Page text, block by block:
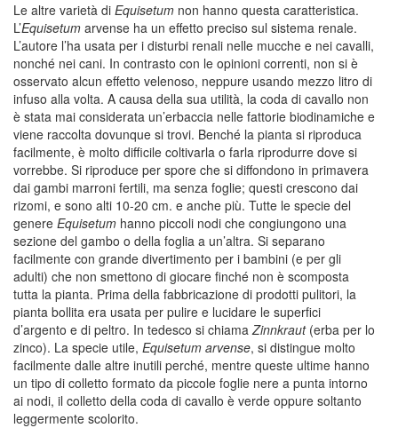
Le altre varietà di Equisetum non hanno questa caratteristica.
L’Equisetum arvense ha un effetto preciso sul sistema renale.
L’autore l’ha usata per i disturbi renali nelle mucche e nei cavalli,
nonché nei cani. In contrasto con le opinioni correnti, non si è
osservato alcun effetto velenoso, neppure usando mezzo litro di
infuso alla volta. A causa della sua utilità, la coda di cavallo non
è stata mai considerata un’erbaccia nelle fattorie biodinamiche e
viene raccolta dovunque si trovi. Benché la pianta si riproduca
facilmente, è molto difficile coltivarla o farla riprodurre dove si
vorrebbe. Si riproduce per spore che si diffondono in primavera
dai gambi marroni fertili, ma senza foglie; questi crescono dai
rizomi, e sono alti 10-20 cm. e anche più. Tutte le specie del
genere Equisetum hanno piccoli nodi che congiungono una
sezione del gambo o della foglia a un’altra. Si separano
facilmente con grande divertimento per i bambini (e per gli
adulti) che non smettono di giocare finché non è scomposta
tutta la pianta. Prima della fabbricazione di prodotti pulitori, la
pianta bollita era usata per pulire e lucidare le superfici
d’argento e di peltro. In tedesco si chiamaZinnkraut (erba per lo
zinco). La specie utile, Equisetum arvense, si distingue molto
facilmente dalle altre inutili perché, mentre queste ultime hanno
un tipo di colletto formato da piccole foglie nere a punta intorno
ai nodi, il colletto della coda di cavallo è verde oppure soltanto
leggermente scolorito.